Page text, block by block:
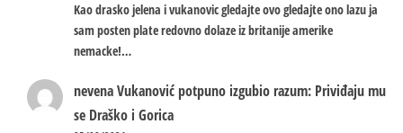
Kao drasko jelena i vukanovic gledajte ovo gledajte ono lazu ja
sam posten plate redovno dolaze iz britanije amerike
nemacke!…
nevenaVukanović potpuno izgubio razum: Priviđaju mu
se Draško i Gorica